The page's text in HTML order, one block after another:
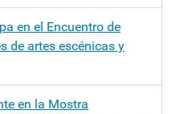
en el Encuentro de
de artes escénicas y
en la Mostra